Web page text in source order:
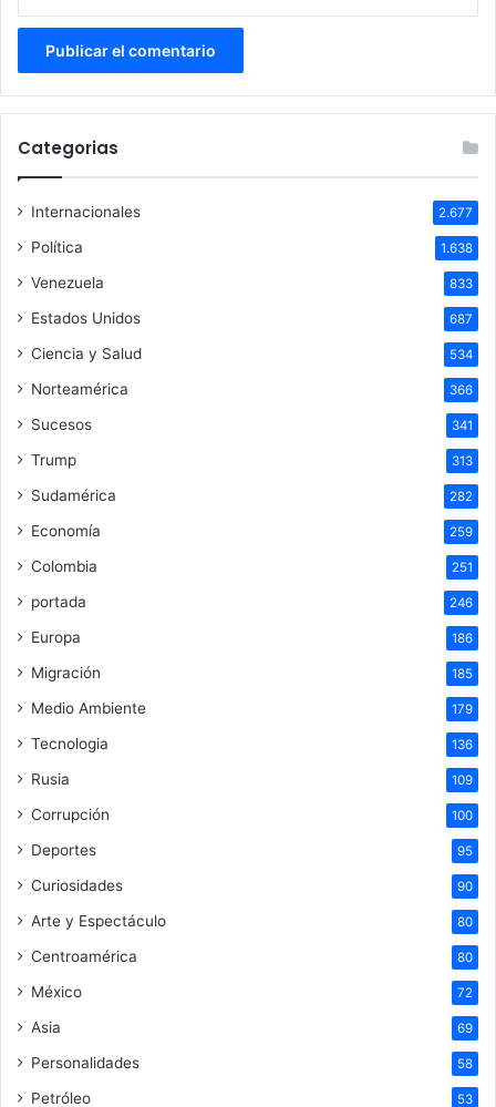
Categorias
Internacionales 2.677
Política 1.638
Venezuela 833
Estados Unidos 687
Ciencia y Salud 534
Norteamérica 366
Sucesos 341
Trump 313
Sudamérica 282
Economía 259
Colombia 251
portada 246
Europa 186
Migración 185
Medio Ambiente 179
Tecnologia 136
Rusia 109
Corrupción 100
Deportes 95
Curiosidades 90
Arte y Espectáculo 80
Centroamérica 80
México 72
Asia 69
Personalidades 58
Petróleo 53